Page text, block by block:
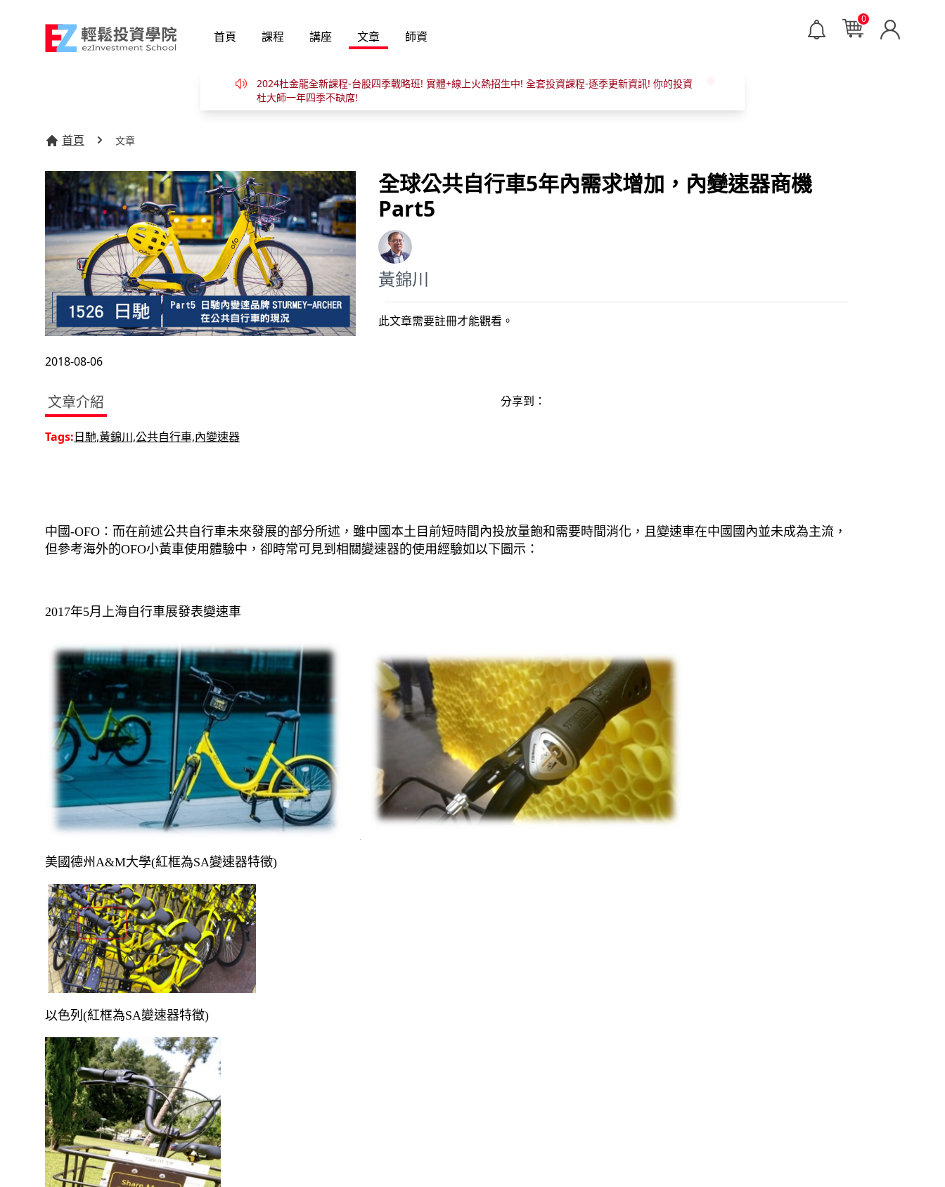
首頁 課程 講座 文章 師資
0
2024杜金龍全新課程-台股四季戰略班! 實體+線上火熱招生中! 全套投資課程-逐季更新資訊! 你的投資
杜大師一年四季不缺席!
首頁 文章
2018-08-06
全球公共自行車5年內需求增加，內變速器商機
Part5
黃錦川
黃錦川
此文章需要註冊才能觀看。
文章介紹 分享到：
Tags:日馳,黃錦川,公共自行車,內變速器
中國-OFO：而在前述公共自行車未來發展的部分所述，雖中國本土目前短時間內投放量飽和需要時間消化，且變速車在中國國內並未成為主流，
但參考海外的OFO小黃車使用體驗中，卻時常可見到相關變速器的使用經驗如以下圖示：
2017年5月上海自行車展發表變速車
美國德州A&M大學(紅框為SA變速器特徵)
以色列(紅框為SA變速器特徵)